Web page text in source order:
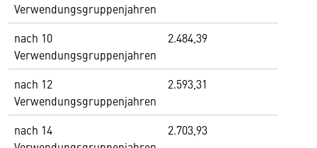
Verwendungsgruppenjahren
nach 10
Verwendungsgruppenjahren
2.484,39
nach 12
Verwendungsgruppenjahren
2.593,31
nach 14
2.703,93